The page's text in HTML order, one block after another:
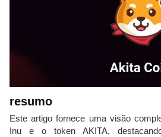
resumo
Este artigo fornece uma visão
Inu e o token AKITA,